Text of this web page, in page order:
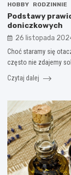
HOBBY RODZINNIE
Podstawy
doniczkowych
26 listopada
Choć staramy się
często nie zdajemy
Czytaj dalej